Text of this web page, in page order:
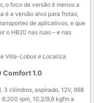
o foco da versão é menos a
é a versão alvo para frotas,
de aplicativos, e que
o HB20 nas ruas – e nas
Villa-Lobos e Localiza
Comfort 1.0
3 cilindros, aspirado, 12V, 998
rpm, 10,2/9,6 kgfm a